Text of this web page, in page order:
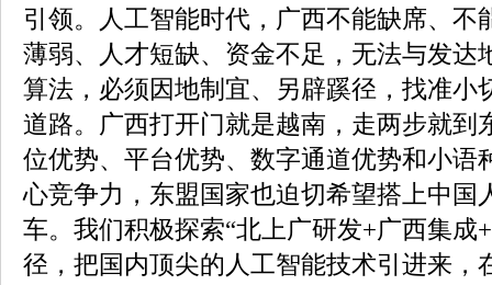
引领。人工智能时代，广西不能缺席、不
薄弱、人才短缺、资金不足，无法与发达
算法，必须因地制宜、另辟蹊径，找准小
道路。广西打开门就是越南，走两步就到
位优势、平台优势、数字通道优势和小语
心竞争力，东盟国家也迫切希望搭上中国
车。我们积极探索“北上广研发+广西集成
径，把国内顶尖的人工智能技术引进来，